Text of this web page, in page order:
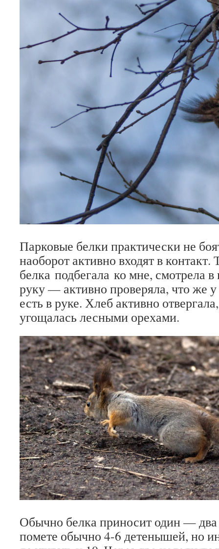
Парковые белки практически не
наоборот активно входят в контакт.
белка подбегала ко мне, смотрела в
руку — активно проверяла, что же
есть в руке. Хлеб активно
угощалась лесными орехами.
Обычно белка приносит один — два
помете обычно 4-6 детенышей, но